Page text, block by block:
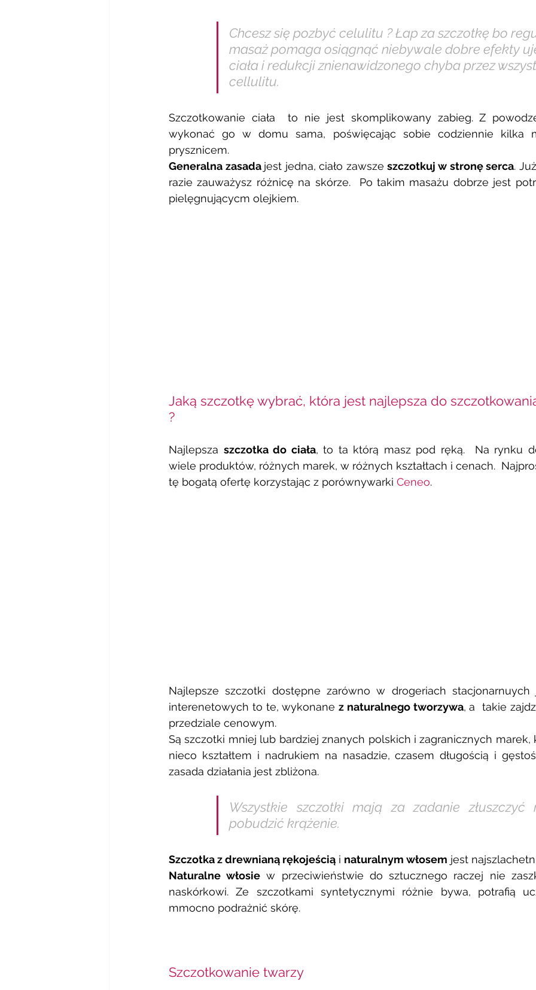
Chcesz się pozbyć celulitu ? Łap za szczotkę bo
masaż pomaga osiągnąć niebywale dobre efekty
ciała i redukcji znienawidzonego chyba przez
cellulitu.
Szczotkowanie ciała  to nie jest skomplikowany zabieg. Z
wykonać go w domu sama, poświęcając sobie codziennie kilka
prysznicem.
Generalna zasada jest jedna, ciało zawsze szczotkuj w stronę serca.
razie zauważysz różnicę na skórze.  Po takim masażu dobrze jest
pielęgnującycm olejkiem.
Jaką szczotkę wybrać, która jest najlepsza do
?
Najlepsza szczotka do ciała, to ta którą masz pod ręką.  Na rynku
wiele produktów, różnych marek, w różnych kształtach i cenach.
tę bogatą ofertę korzystając z porównywarki Ceneo.
Najlepsze szczotki dostępne zarówno w drogeriach
interenetowych to te, wykonane z naturalnego tworzywa, a  takie
przedziale cenowym.
Są szczotki mniej lub bardziej znanych polskich i zagranicznych marek,
nieco kształtem i nadrukiem na nasadzie, czasem długością i
zasada działania jest zbliżona.
Wszystkie szczotki mają za zadanie złuszczyć
pobudzić krążenie.
Szczotka z drewnianą rękojeścią i naturalnym włosem jest
Naturalne włosie w przeciwieństwie do sztucznego raczej nie
naskórkowi. Ze szczotkami syntetycznymi różnie bywa, potrafią
mmocno podrażnić skórę.
Szczotkowanie twarzy